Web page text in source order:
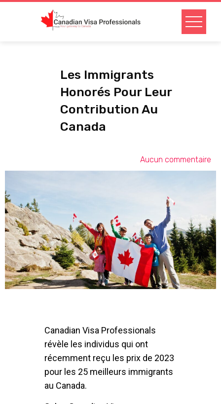
Les Immigrants
Honorés Pour Leur
Contribution Au
Canada
Aucun commentaire
Canadian Visa Professionals
révèle les individus qui ont
récemment reçu les prix de 2023
pour les 25 meilleurs immigrants
au Canada.